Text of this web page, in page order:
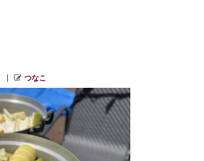
つなこ